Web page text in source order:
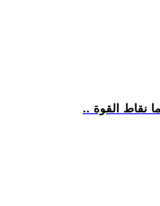
نقاط القوة